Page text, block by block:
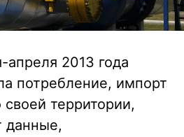
апреля 2013 года
потребление, импорт
своей территории,
данные,